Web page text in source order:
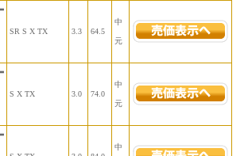
SR S X TX 3.3 64.5
中
元
S X TX 3.0 74.0
中
元
中